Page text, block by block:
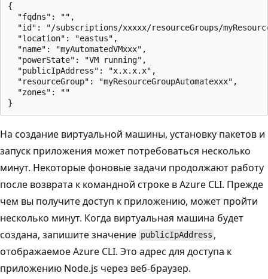
{
  "fqdns": "",
"id": "/subscriptions/xxxxx/resourceGroups/
  "location": "eastus",
  "name": "myAutomatedVMxxx",
  "powerState": "VM running",
  "publicIpAddress": "x.x.x.x",
  "resourceGroup": "myResourceGroupAutomatexxx",
  "zones": ""
На создание виртуальной машины, установку пакетов и
запуск приложения может потребоваться несколько
минут. Некоторые фоновые задачи продолжают работу
после возврата к командной строке в Azure CLI. Прежде
чем вы получите доступ к приложению, может пройти
несколько минут. Когда виртуальная машина будет
создана, запишите значение publicIpAddress ,
отображаемое Azure CLI. Это адрес для доступа к
приложению Node.js через веб-браузер.